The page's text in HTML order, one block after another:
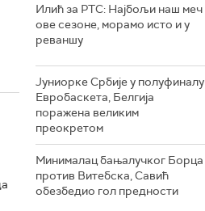
Илић за РТС: Најбољи наш меч
ове сезоне, морамо исто и у
реваншу
Јуниорке Србије у полуфиналу
Евробаскета, Белгија
поражена великим
преокретом
Минималац бањалучког Борца
против Витебска, Савић
обезбедио гол предности